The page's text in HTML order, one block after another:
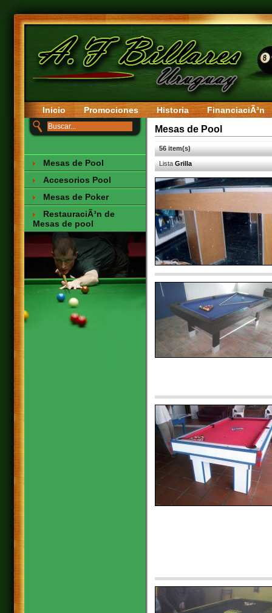
Inicio Promociones Historia FinanciaciÃ³n
Mesas de Pool
Accesorios Pool
Mesas de Poker
RestauraciÃ³n de
Mesas de pool
Mesas de Pool
56 item(s)
ListaGrilla